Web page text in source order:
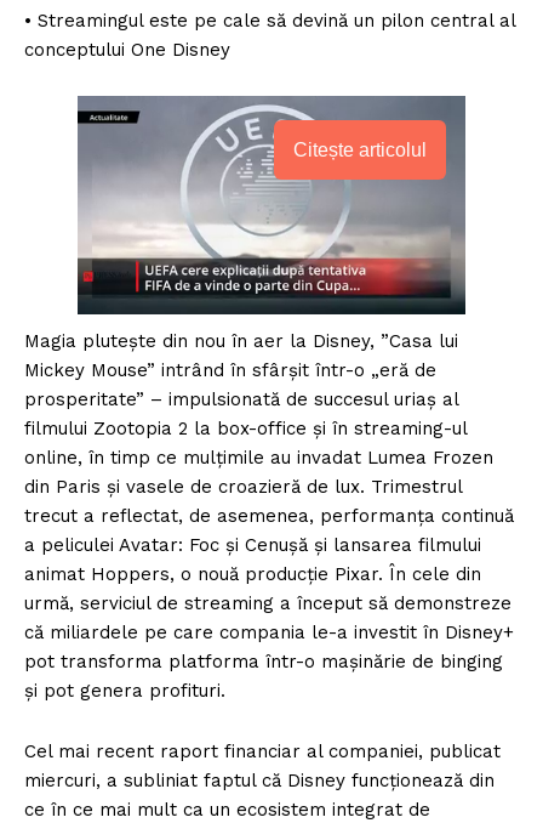
• Streamingul este pe cale să devină un pilon central al
conceptului One Disney
Citește articolul
Magia plutește din nou în aer la Disney, ”Casa lui
Mickey Mouse” intrând în sfârșit într-o „eră de
prosperitate” – impulsionată de succesul uriaș al
filmului Zootopia 2 la box-office și în streaming-ul
online, în timp ce mulțimile au invadat Lumea Frozen
din Paris și vasele de croazieră de lux. Trimestrul
trecut a reflectat, de asemenea, performanța continuă
a peliculei Avatar: Foc și Cenușă și lansarea filmului
animat Hoppers, o nouă producție Pixar. În cele din
urmă, serviciul de streaming a început să demonstreze
că miliardele pe care compania le-a investit în Disney+
pot transforma platforma într-o mașinărie de binging
și pot genera profituri.
Cel mai recent raport financiar al companiei, publicat
miercuri, a subliniat faptul că Disney funcționează din
ce în ce mai mult ca un ecosistem integrat de